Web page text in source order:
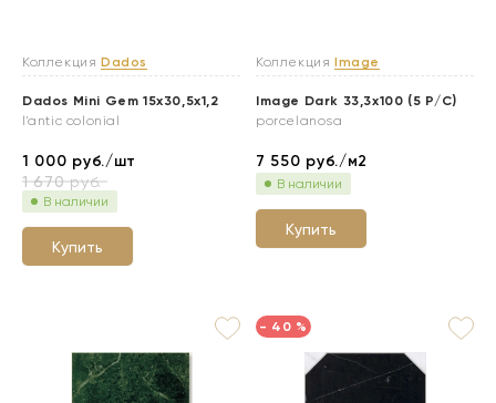
Коллекция Dados
Dados Mini Gem 15x30,5x1,2
l'antic colonial
1 000 руб./шт
1 670руб.
В наличии
Купить
Коллекция Image
Image Dark 33,3x100 (5 P/C)
porcelanosa
7 550 руб./м2
В наличии
Купить
- 40 %